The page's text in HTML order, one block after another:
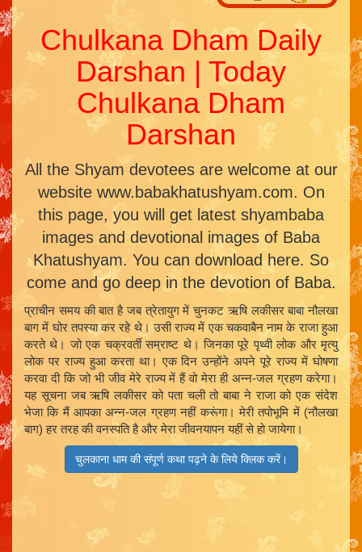
Chulkana Dham Daily
Darshan | Today
Chulkana Dham
Darshan
All the Shyam devotees are welcome at our
website www.babakhatushyam.com. On
this page, you will get latest shyambaba
images and devotional images of Baba
Khatushyam. You can download here. So
come and go deep in the devotion of Baba.
प्राचीन समय की बात है जब त्रेतायुग में चुनकट ऋषि लकीसर बाबा नौलखा
बाग में घोर तपस्या कर रहे थे। उसी राज्य में एक चकवाबैन नाम के राजा हुआ
करते थे। जो एक चक्रवर्ती सम्राष्ट थे। जिनका पूरे पृथ्वी लोक और मृत्यु
लोक पर राज्य हुआ करता था। एक दिन उन्होंने अपने पूरे राज्य में घोषणा
करवा दी कि जो भी जीव मेरे राज्य में हैं वो मेरा ही अन्न-जल ग्रहण करेगा।
यह सूचना जब ऋषि लकीसर को पता चली तो बाबा ने राजा को एक संदेश
भेजा कि मैं आपका अन्न-जल ग्रहण नहीं करूंगा। मेरी तपोभूमि में (नौलखा
बाग) हर तरह की वनस्पति है और मेरा जीवनयापन यहीं से हो जायेगा।
चुलकाना धाम की संपूर्ण कथा पढ़ने के लिये क्लिक करें।